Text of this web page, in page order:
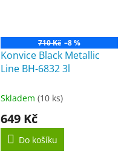
710 Kč –8 %
Konvice Black Metallic
Line BH-6832 3l
Skladem (10 ks)
649 Kč
Do košíku